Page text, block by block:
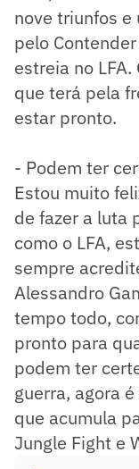
nove triunfos e
pelo
estreia no
que terá pela
estar pronto.
- Podem ter
Estou muito
de fazer a luta
como o LFA,
sempre
Alessandro
tempo todo,
pronto para
podem ter
guerra, agora
que acumula
Jungle Fight e